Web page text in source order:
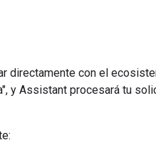
directamente con el
y Assistant procesará tu